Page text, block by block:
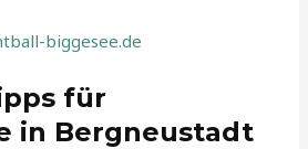
biggesee.de
für
in Bergneustadt